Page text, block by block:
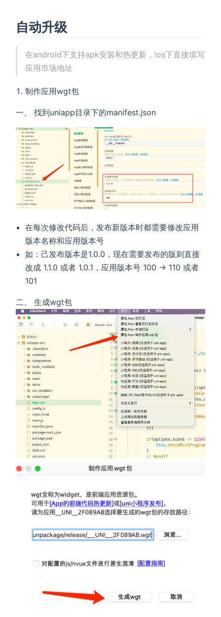
自动升级
在android下支持apk安装和热更新，ios下直接填写
应用市场地址
制作应用wgt包
一、 找到uniapp目录下的manifest.json
在每次修改代码后，发布新版本时都需要修改应用
版本名称和应用版本号
如：己发布版本是1.0.0，现在需要发布的版则直接
改成 1.1.0 或者 1.0.1，应用版本号 100 -> 110 或者
101
二、 生成wgt包